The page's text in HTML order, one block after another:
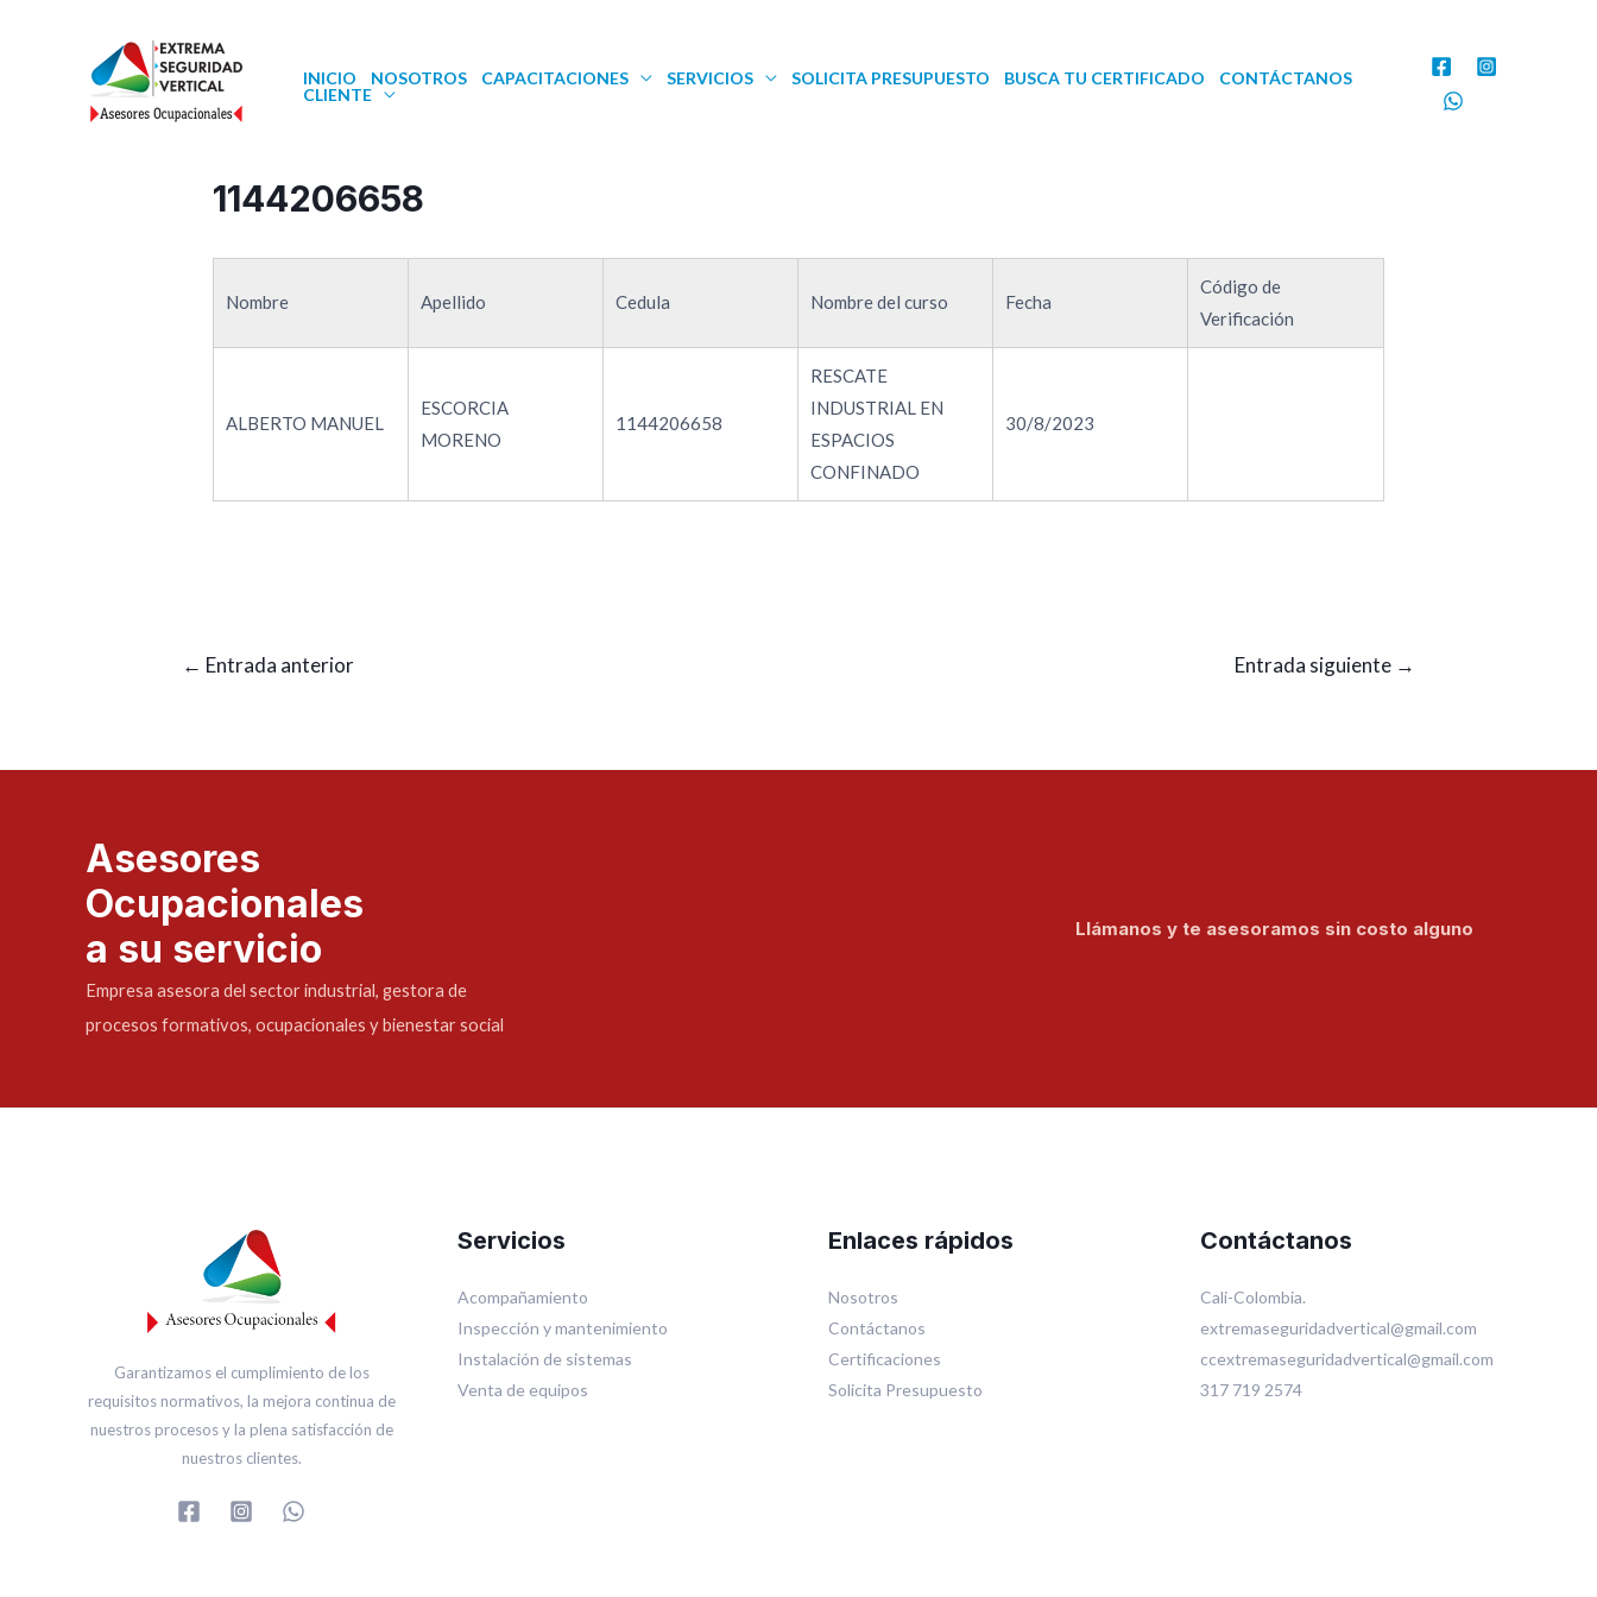
INICIO NOSOTROS CAPACITACIONES SERVICIOS SOLICITA PRESUPUESTO BUSCA TU CERTIFICADO
CONTÁCTANOS
CLIENTE
1144206658
Nombre Apellido Cedula Nombre del curso Fecha
Código de
Verificación
ALBERTO MANUEL
ESCORCIA
MORENO
1144206658
RESCATE
INDUSTRIAL EN
ESPACIOS
CONFINADO
30/8/2023
← Entrada anterior Entrada siguiente →
Asesores
Ocupacionales
a su servicio
Empresa asesora del sector industrial, gestora de
procesos formativos, ocupacionales y bienestar social
Llámanos y te asesoramos sin costo alguno
Garantizamos el cumplimiento de los
requisitos normativos, la mejora continua de
nuestros procesos y la plena satisfacción de
nuestros clientes.
Servicios
Acompañamiento
Inspección y mantenimiento
Instalación de sistemas
Venta de equipos
Enlaces rápidos
Nosotros
Contáctanos
Certificaciones
Solicita Presupuesto
Contáctanos
Cali-Colombia.
extremaseguridadvertical@gmail.com
ccextremaseguridadvertical@gmail.com
317 719 2574